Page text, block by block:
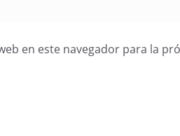
en este navegador para la